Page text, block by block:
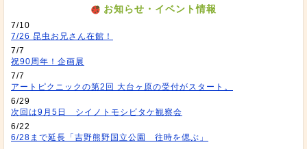
お知らせ・イベント情報
7/10
7/26 昆虫お兄さん在館！
7/7
祝90周年！企画展
7/7
アートピクニックの第2回 大台ヶ原の受付がスタート。
6/29
次回は9月5日 シイノトモシビタケ観察会
6/22
6/28まで延長「吉野熊野国立公園 往時を偲ぶ」